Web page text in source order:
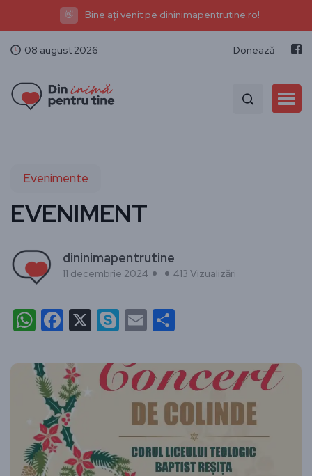
👋 Bine ați venit pe dininimapentrutine.ro!
08 august 2026 Donează
Evenimente
EVENIMENT
dininimapentrutine
11 decembrie 2024 413 Vizualizări
WhatsApp
Facebook
X Skype
Email